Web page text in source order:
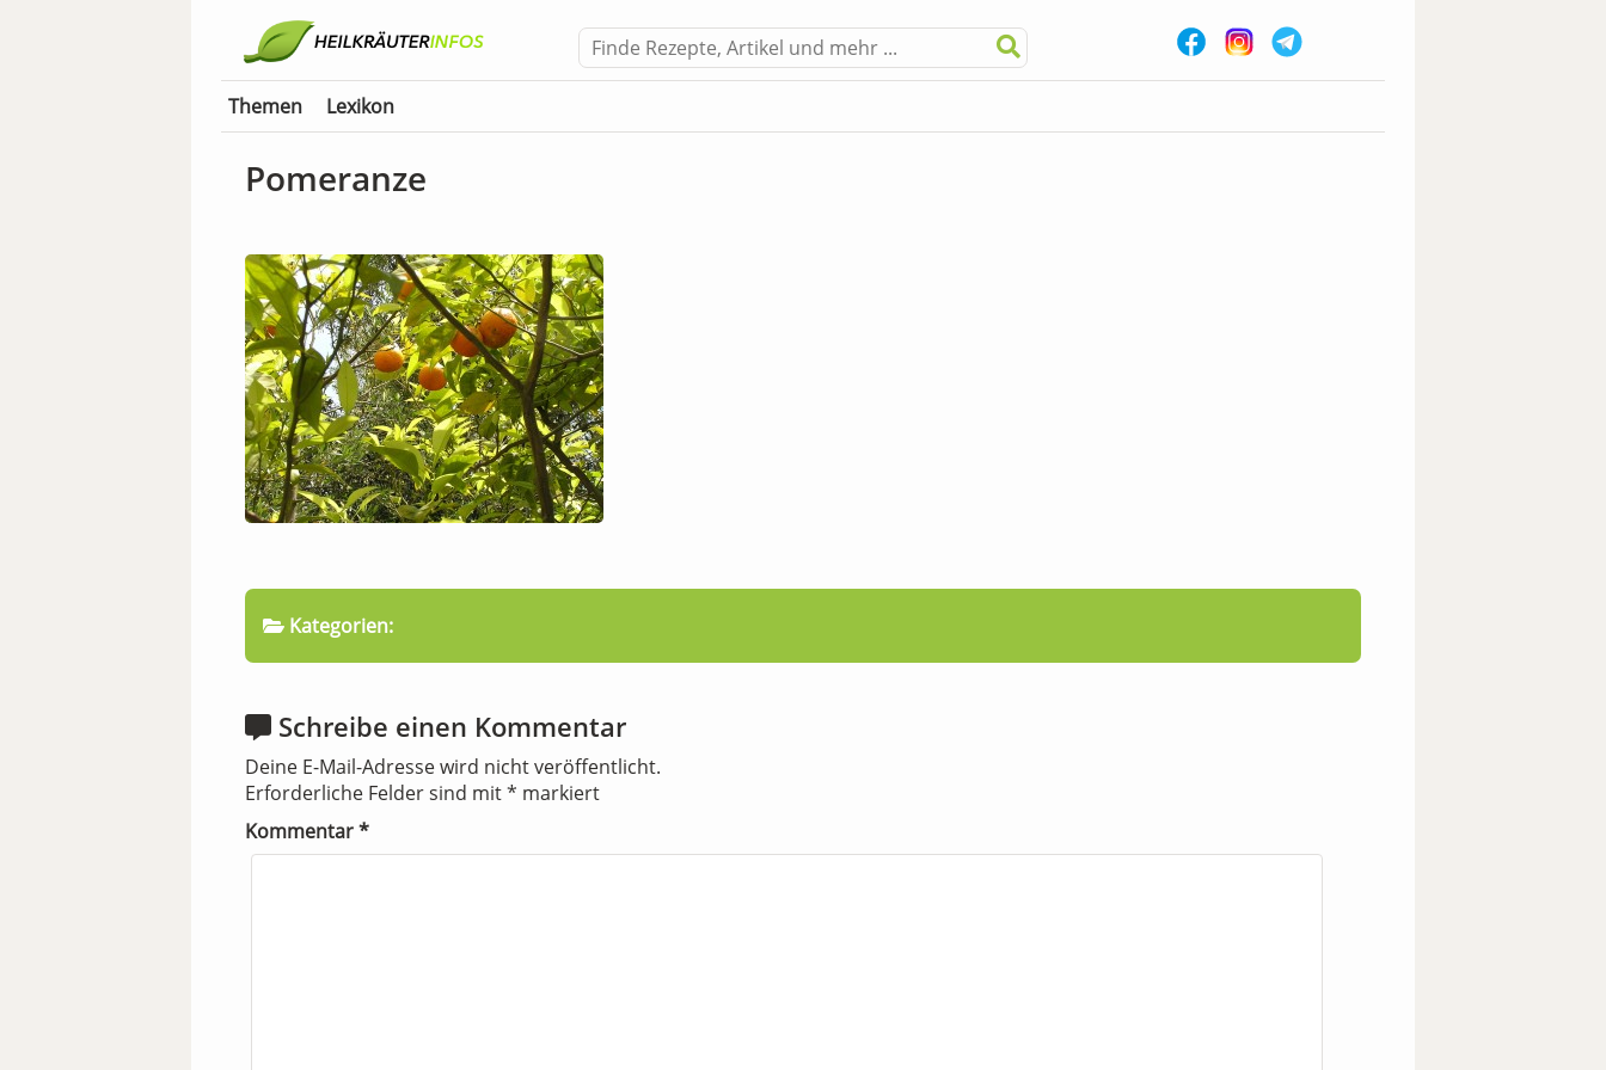
Themen Lexikon
Pomeranze
Kategorien:
Schreibe einen Kommentar
Deine E-Mail-Adresse wird nicht veröffentlicht.
Erforderliche Felder sind mit* markiert
Kommentar*